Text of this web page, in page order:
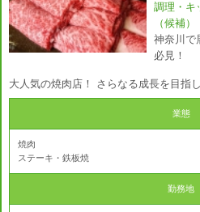
調理・キ
（候補）
神奈川
必見！
大人気の焼肉店！ さらなる成長を目指
業態
焼肉
ステーキ・鉄板焼
勤務地